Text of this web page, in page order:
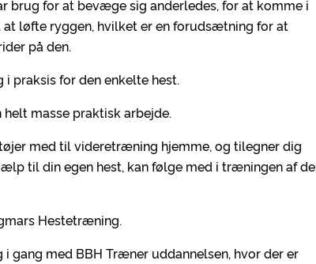
brug for at bevæge sig anderledes, for at komme i
løfte ryggen, hvilket er en forudsætning for at
på den.
praksis for den enkelte hest.
masse praktisk arbejde.
med til videretræning hjemme, og tilegner dig
til din egen hest, kan følge med i træningen af de
Hestetræning.
gang med BBH Træner uddannelsen, hvor der er